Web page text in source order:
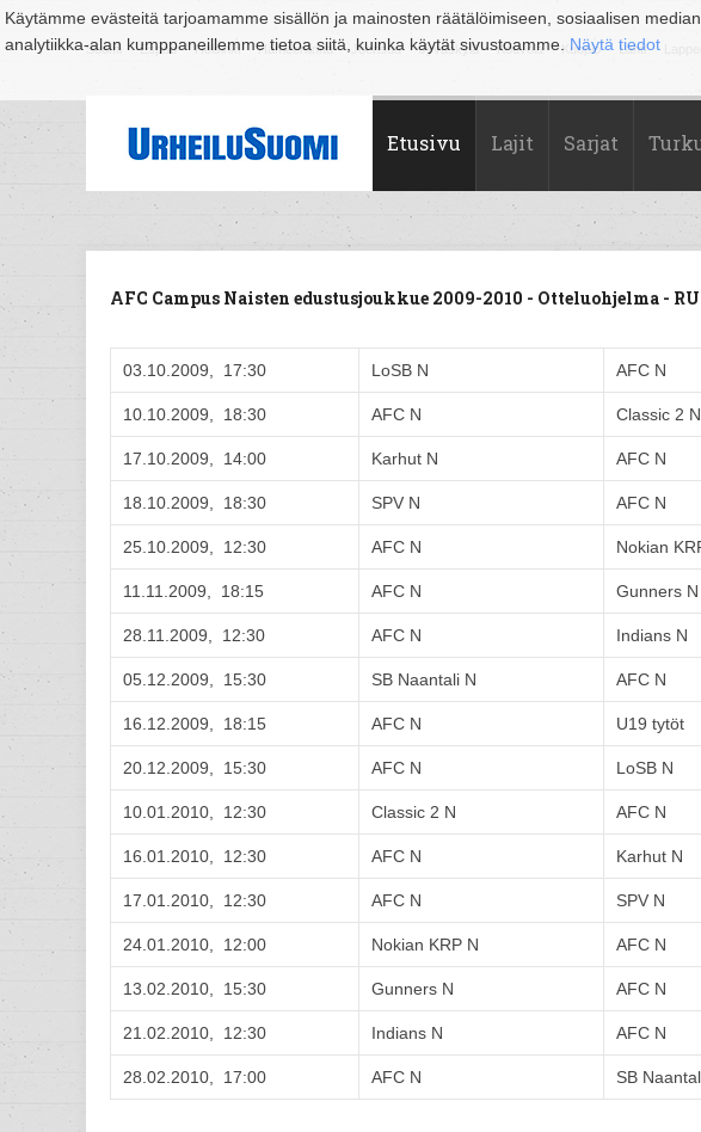
Käytämme evästeitä tarjoamamme sisällön ja mainosten räätälöimiseen, sosiaalisen
analytiikka-alan kumppaneillemme tietoa siitä, kuinka käytät sivustoamme. Näytä tiedot
Suomi Espoo Helsinki Hämeenlinna Joensuu Jyväskylä Kouvola Kuopio Lahti
Etusivu Lajit Sarjat
AFC Campus Naisten edustusjoukkue 2009-2010 - Otteluohjelma -
03.10.2009, 17:30 LoSB N AFC N
10.10.2009, 18:30 AFC N Classic 2 N
17.10.2009, 14:00 Karhut N AFC N
18.10.2009, 18:30 SPV N AFC N
25.10.2009, 12:30 AFC N Nokian
11.11.2009, 18:15 AFC N Gunners N
28.11.2009, 12:30 AFC N Indians N
05.12.2009, 15:30 SB Naantali N AFC N
16.12.2009, 18:15 AFC N U19 tytöt
20.12.2009, 15:30 AFC N LoSB N
10.01.2010, 12:30 Classic 2 N AFC N
16.01.2010, 12:30 AFC N Karhut N
17.01.2010, 12:30 AFC N SPV N
24.01.2010, 12:00 Nokian KRP N AFC N
13.02.2010, 15:30 Gunners N AFC N
21.02.2010, 12:30 Indians N AFC N
28.02.2010, 17:00 AFC N SB